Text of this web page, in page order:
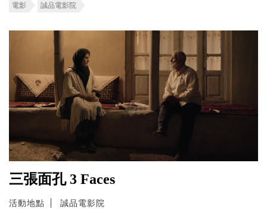
電影 誠品電影院
三張面孔 3 Faces
活動地點
誠品電影院